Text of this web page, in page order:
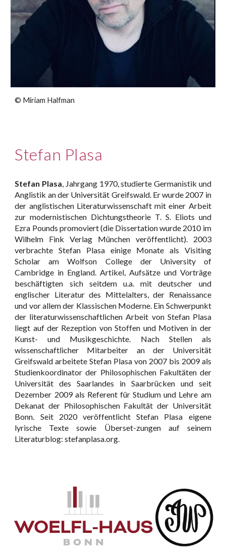
© Miriam Halfman
Stefan Plasa
Stefan Plasa, Jahrgang 1970, studierte Germanistik und
Anglistik an der Universität Greifswald. Er wurde 2007 in
der anglistischen Literaturwissenschaft mit einer Arbeit
zur modernistischen Dichtungstheorie T. S. Eliots und
Ezra Pounds promoviert (die Dissertation wurde 2010 im
Wilhelm Fink Verlag München veröffentlicht). 2003
verbrachte Stefan Plasa einige Monate als Visiting
Scholar am Wolfson College der University of
Cambridge in England. Artikel, Aufsätze und Vorträge
beschäftigten sich seitdem u.a. mit deutscher und
englischer Literatur des Mittelalters, der Renaissance
und vor allem der Klassischen Moderne. Ein Schwerpunkt
der literaturwissenschaftlichen Arbeit von Stefan Plasa
liegt auf der Rezeption von Stoffen und Motiven in der
Kunst- und Musikgeschichte. Nach Stellen als
wissenschaftlicher Mitarbeiter an der Universität
Greifswald arbeitete Stefan Plasa von 2007 bis 2009 als
Studienkoordinator der Philosophischen Fakultäten der
Universität des Saarlandes in Saarbrücken und seit
Dezember 2009 als Referent für Studium und Lehre am
Dekanat der Philosophischen Fakultät der Universität
Bonn. Seit 2020 veröffentlicht Stefan Plasa eigene
lyrische Texte sowie Überset-zungen auf seinem
Literaturblog: stefanplasa.org.